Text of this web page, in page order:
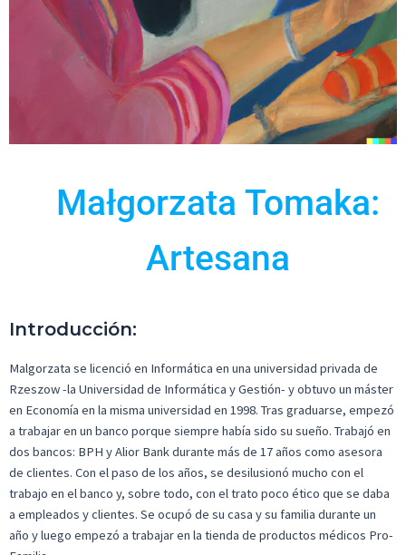
Małgorzata Tomaka:
Artesana
Introducción:
Malgorzata se licenció en Informática en una universidad privada de
Rzeszow -la Universidad de Informática y Gestión- y obtuvo un máster
en Economía en la misma universidad en 1998. Tras graduarse, empezó
a trabajar en un banco porque siempre había sido su sueño. Trabajó en
dos bancos: BPH y Alior Bank durante más de 17 años como asesora
de clientes. Con el paso de los años, se desilusionó mucho con el
trabajo en el banco y, sobre todo, con el trato poco ético que se daba
a empleados y clientes. Se ocupó de su casa y su familia durante un
año y luego empezó a trabajar en la tienda de productos médicos Pro-